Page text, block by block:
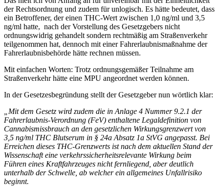
der Rechtsordnung und zudem für unlogisch. Es hätte bedeutet, dass
ein Betroffener, der einen THC-Wert zwischen 1,0 ng/ml und 3,5
ng/ml hatte, nach der Vorstellung des Gesetzgebers nicht
ordnungswidrig gehandelt sondern rechtmäßig am Straßenverkehr
teilgenommen hat, dennoch mit einer Fahrerlaubnismaßnahme der
Fahrerlaubnisbehörde hätte rechnen müssen.
Mit einfachen Worten: Trotz ordnungsgemäßer Teilnahme am
Straßenverkehr hätte eine MPU angeordnet werden können.
In der Gesetzesbegründung stellt der Gesetzgeber nun wörtlich klar:
„Mit dem Gesetz wird zudem die in Anlage 4 Nummer 9.2.1 der
Fahrerlaubnis-Verordnung (FeV) enthaltene Legaldefinition von
Cannabismissbrauch an den gesetzlichen Wirkungsgrenzwert von
3,5 ng/ml THC Blutserum in § 24a Absatz 1a StVG angepasst. Bei
Erreichen dieses THC-Grenzwerts ist nach dem aktuellen Stand der
Wissenschaft eine verkehrssicherheitsrelevante Wirkung beim
Führen eines Kraftfahrzeuges nicht fernliegend, aber deutlich
unterhalb der Schwelle, ab welcher ein allgemeines Unfallrisiko
beginnt.